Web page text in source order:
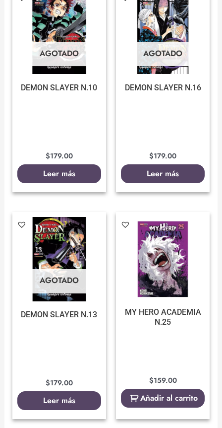
AGOTADO
DEMON SLAYER N.10
$179.00
Leer más
AGOTADO
DEMON SLAYER N.16
$179.00
Leer más
AGOTADO
DEMON SLAYER N.13
$179.00
Leer más
MY HERO ACADEMIA
N.25
$159.00
Añadir al carrito